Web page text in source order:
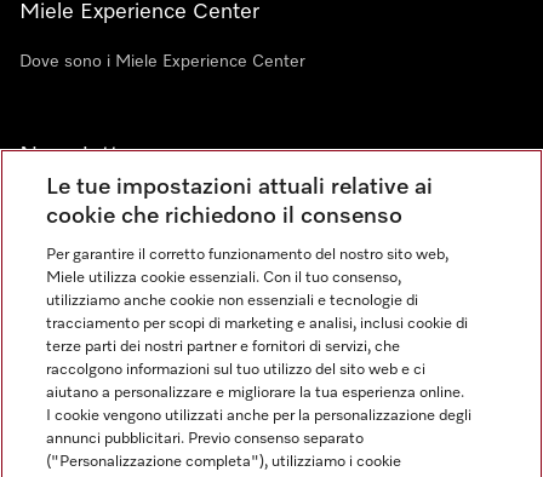
Miele Experience Center
Dove sono i Miele Experience Center
Newsletter
Linguaggio
ITALIANO
Le tue impostazioni attuali relative ai
cookie che richiedono il consenso
Per garantire il corretto funzionamento del nostro sito web,
Miele utilizza cookie essenziali. Con il tuo consenso,
utilizziamo anche cookie non essenziali e tecnologie di
tracciamento per scopi di marketing e analisi, inclusi cookie di
terze parti dei nostri partner e fornitori di servizi, che
raccolgono informazioni sul tuo utilizzo del sito web e ci
aiutano a personalizzare e migliorare la tua esperienza online.
I cookie vengono utilizzati anche per la personalizzazione degli
annunci pubblicitari. Previo consenso separato
("Personalizzazione completa"), utilizziamo i cookie